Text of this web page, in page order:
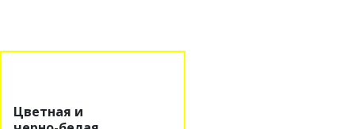
Цветная и